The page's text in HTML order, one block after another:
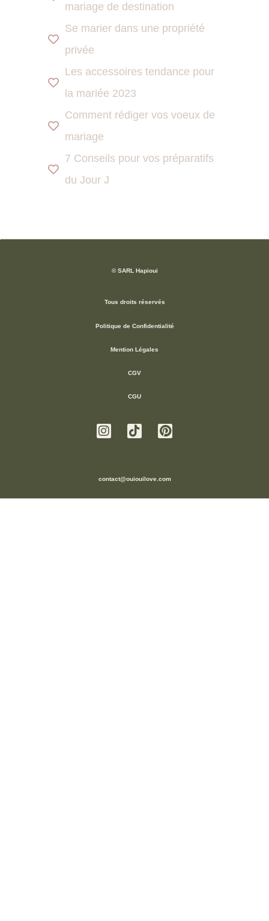
mariage de destination
Se marier dans une propriété
privée
Les accessoires tendance pour
la mariée 2023
Comment rédiger vos voeux de
mariage
7 Conseils pour vos préparatifs
du Jour J
© SARL Hapioui
Tous droits réservés
Politique de Confidentialité
Mention Légales
CGV
CGU
contact@ouiouilove.com